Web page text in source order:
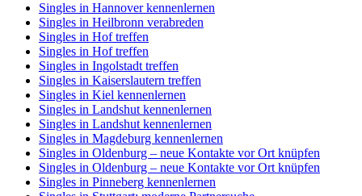
Singles in Hannover kennenlernen
Singles in Heilbronn verabreden
Singles in Hof treffen
Singles in Hof treffen
Singles in Ingolstadt treffen
Singles in Kaiserslautern treffen
Singles in Kiel kennenlernen
Singles in Landshut kennenlernen
Singles in Landshut kennenlernen
Singles in Magdeburg kennenlernen
Singles in Oldenburg – neue Kontakte vor Ort knüpfen
Singles in Oldenburg – neue Kontakte vor Ort knüpfen
Singles in Pinneberg kennenlernen